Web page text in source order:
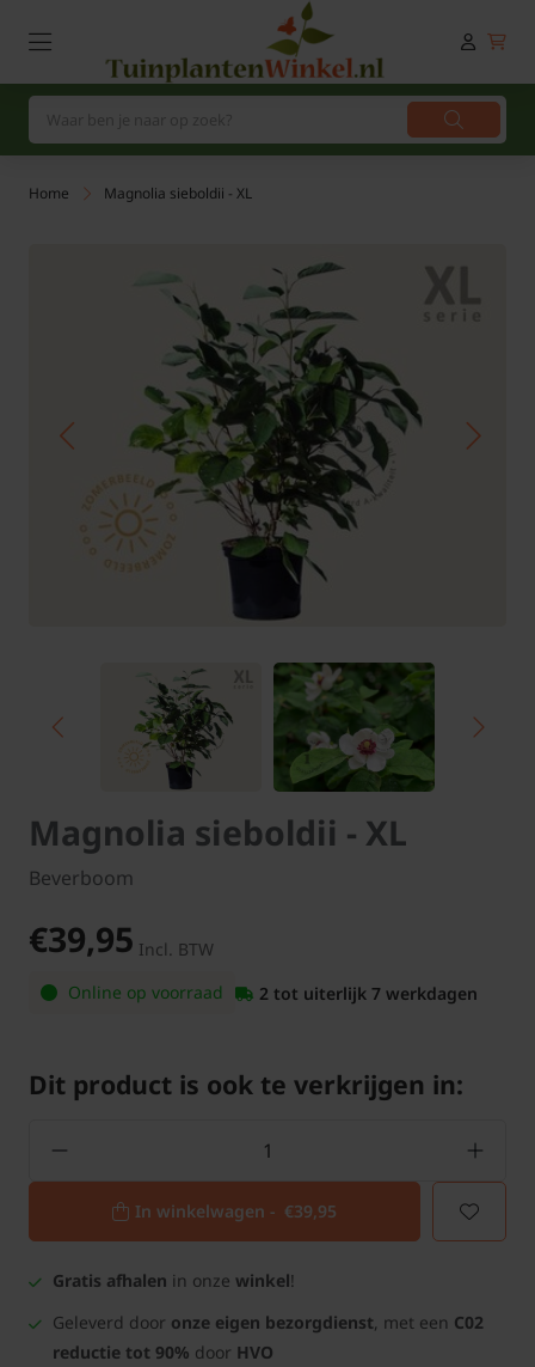
Home Magnolia sieboldii - XL
Magnolia sieboldii - XL
Beverboom
€39,95 Incl. BTW
Online op voorraad
2 tot uiterlijk 7 werkdagen
Dit product is ook te verkrijgen in:
In winkelwagen - €39,95
Gratis afhalen in onze winkel!
Geleverd door onze eigen bezorgdienst, met een C02
reductie tot 90% door HVO